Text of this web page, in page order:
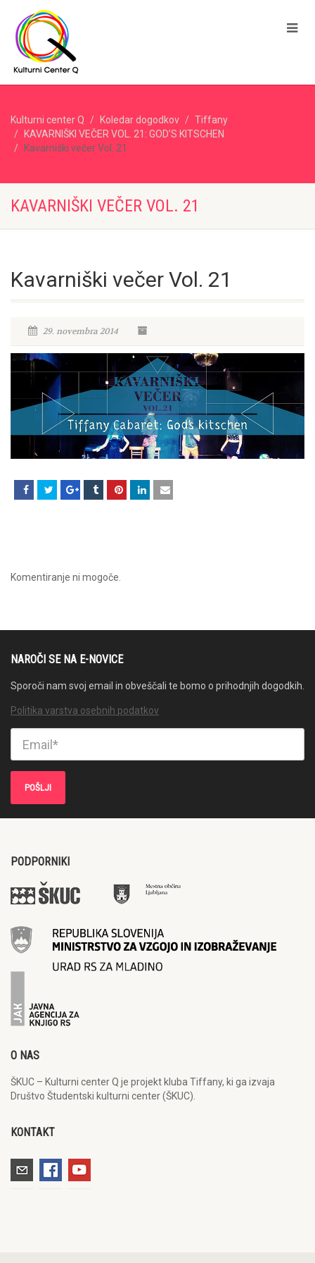
Kulturni center Q Koledar dogodkov
Tiffany
KAVARNIŠKI VEČER VOL. 21: GOD’S KITSCHEN
Kavarniški večer Vol. 21
KAVARNIŠKI VEČER VOL. 21
Kavarniški večer Vol. 21
29. novembra 2014
Komentiranje ni mogoče.
NAROČI SE NA E-NOVICE
Sporoči nam svoj email in obveščali te bomo o prihodnjih dogodkih.
Politika varstva osebnih podatkov
PODPORNIKI
O NAS
ŠKUC – Kulturni center Q je projekt kluba Tiffany, ki ga izvaja
Društvo Študentski kulturni center (ŠKUC).
KONTAKT